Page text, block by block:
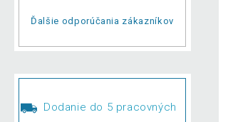
Ďalšie odporúčania zákazníkov
Dodanie do 5 pracovných